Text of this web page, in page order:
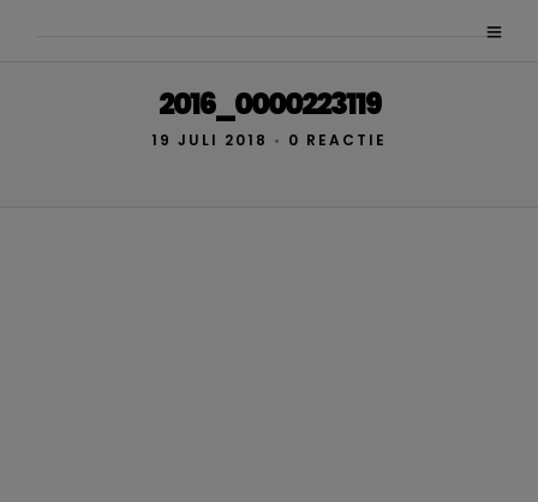
2016_0000223119
19 JULI 2018 • 0 REACTIE